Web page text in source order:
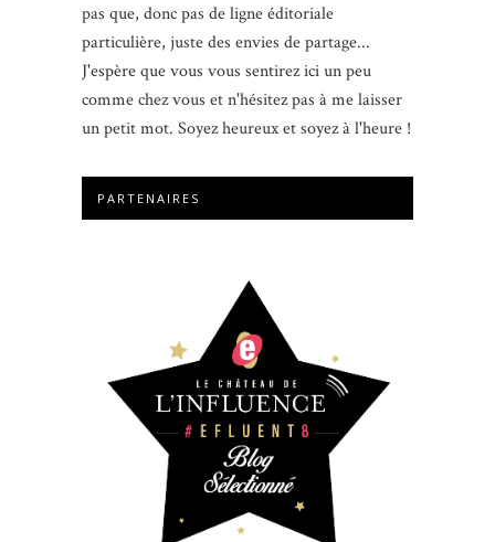
pas que, donc pas de ligne éditoriale
particulière, juste des envies de partage...
J'espère que vous vous sentirez ici un peu
comme chez vous et n'hésitez pas à me laisser
un petit mot. Soyez heureux et soyez à l'heure !
PARTENAIRES